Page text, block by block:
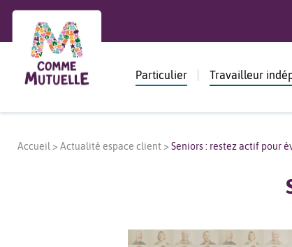
Particulier Travailleur
Accueil > Actualité espace client > Seniors : restez actif pour